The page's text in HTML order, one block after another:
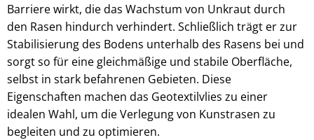
Barriere wirkt, die das Wachstum von Unkraut durch
den Rasen hindurch verhindert. Schließlich trägt er zur
Stabilisierung des Bodens unterhalb des Rasens bei und
sorgt so für eine gleichmäßige und stabile Oberfläche,
selbst in stark befahrenen Gebieten. Diese
Eigenschaften machen das Geotextilvlies zu einer
idealen Wahl, um die Verlegung von Kunstrasen zu
begleiten und zu optimieren.